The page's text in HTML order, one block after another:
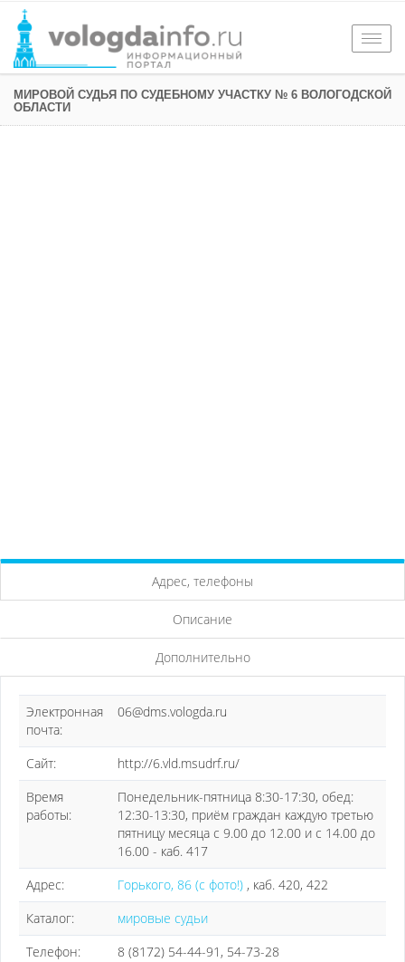
МИРОВОЙ СУДЬЯ ПО СУДЕБНОМУ УЧАСТКУ № 6 ВОЛОГОДСКОЙ
ОБЛАСТИ
Адрес, телефоны
Описание
Дополнительно
Электронная
почта:
06@dms.vologda.ru
Сайт:
http://6.vld.msudrf.ru/
Время
работы:
Понедельник-пятница 8:30-17:30, обед:
12:30-13:30, приём граждан каждую третью
пятницу месяца с 9.00 до 12.00 и с 14.00 до
16.00 - каб. 417
Адрес:
Горького, 86 (с фото!) , каб. 420, 422
Каталог:
мировые судьи
Телефон:
8 (8172) 54-44-91, 54-73-28